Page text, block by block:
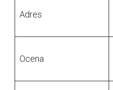
Adres
Ocena